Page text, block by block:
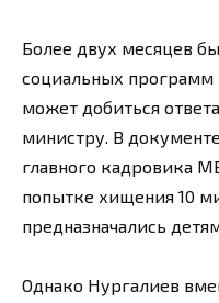
Более двух месяцев
социальных
может добиться
министру. В
главного кадровика
попытке хищения 10
предназначались
Однако Нургалиев